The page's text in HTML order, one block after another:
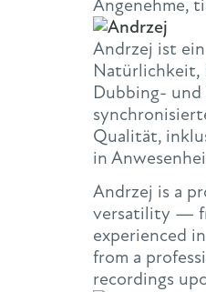
Angenehme,
Andrzej ist
Natürlichkeit,
Dubbing-
Qualität,
in
Andrzej is a
versatility —
experienced
from a
recordings